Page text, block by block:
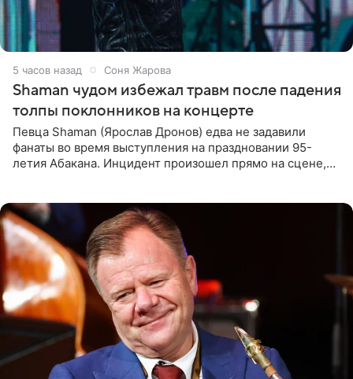
5 часов назад Соня Жарова
Shaman чудом избежал травм после падения
толпы поклонников на концерте
Певца Shaman (Ярослав Дронов) едва не задавили
фанаты во время выступления на праздновании 95-
летия Абакана. Инцидент произошел прямо на сцене,